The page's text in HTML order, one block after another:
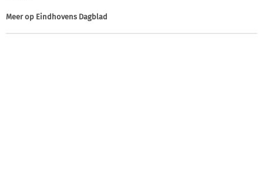
Meer op Eindhovens Dagblad